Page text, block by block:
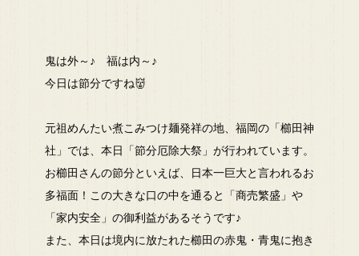
鬼は外～♪ 福は内～♪
今日は節分ですね👹
元祖めんたい煮こみつけ麺発祥の地、福岡の「櫛田神
社」では、本日「節分厄除大祭」が行われています。
お櫛田さんの節分といえば、日本一巨大と言われるお
多福面！この大きな口の中を通ると「商売繁盛」や
「家内安全」の御利益があるそうです♪
また、本日は境内に放たれた櫛田の赤鬼・青鬼に抱き